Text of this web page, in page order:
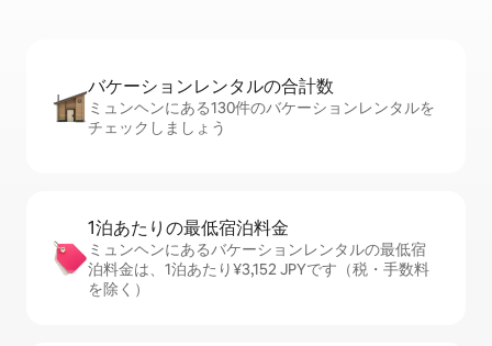
バケーションレ⁠ン⁠タ⁠ル⁠の合⁠計⁠数
ミュンヘンにある130件のバケーションレンタルを
チェックしましょう
1泊あたりの最⁠低⁠宿⁠泊⁠料⁠金
ミュンヘンにあるバケーションレンタルの最低宿
泊料金は、1泊あたり¥3,152 JPYです（税・手数料
を除く）